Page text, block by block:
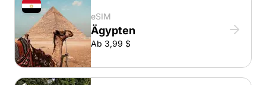
eSIM
Ägypten
Ab 3,99 $